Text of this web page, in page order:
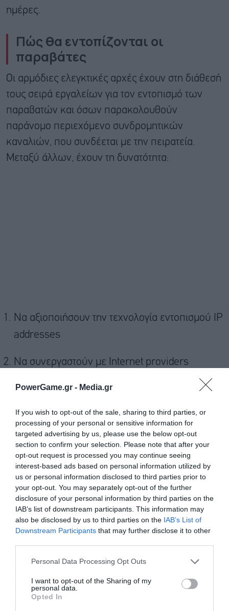
PowerGame.gr - Media.gr
If you wish to opt-out of the sale, sharing to third parties, or
processing of your personal or sensitive information for
targeted advertising by us, please use the below opt-out
section to confirm your selection. Please note that after your
opt-out request is processed you may continue seeing
interest-based ads based on personal information utilized by
us or personal information disclosed to third parties prior to
your opt-out. You may separately opt-out of the further
disclosure of your personal information by third parties on the
IAB’s list of downstream participants. This information may
also be disclosed by us to third parties on the IAB’s List of
Downstream Participants that may further disclose it to other
Personal Data Processing Opt Outs
I want to opt-out of the Sharing of my
personal data.
Opted In
ημέρες.
Πώς θα εντοπίζονται οι
παραβάτες
Οι αρμόδιες ελεγκτικές αρχές έχουν στη διάθεσή
τους σειρά εργαλείων για τον εντοπισμό των
παραβατών και όσων παρακολουθούν
παράνομο περιεχόμενο συνδρομητικών
καναλιών, που συνδέεται με την πειρατεία.
Μεταξύ άλλων, έχουν τη δυνατότητα:
Να αξιοποιήσουν την τεχνολογία εντοπισμού IP
addresses
Να συνεργαστούν με Internet providers
Να πραγματοποιούν ελέγχους σε δημόσια
περιεχομένου
Να αξιοποιούν αναφορές από δικαιούχους
παρόχους (NOVA, Cosmote TV).
Διαβάστε επίσης
Συνδρομητική τηλεόραση: Πώς το deal Cosmote
& Nova αναγέννησε την αγορά
Τηλεόραση: Έρχονται πρόστιμα στους χρήστες
πειρατικών συνδρομητικών καναλιών